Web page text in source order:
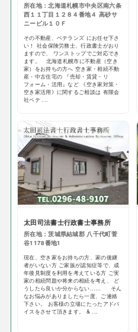
所在地：北海道札幌市中央区南六条
西１１丁目１２８４番地４ 高砂サ
ニービル１０Ｆ
その不動産、ベテランズ にお任せ下さ
い！ 社会保険労務士、行政書士がおり
ますので、 ワンストップでご対応でき
ます。 北海道札幌市に不動産（空き
家）をお持ちの方へ 空き家・相続不動
産・中古住宅の 『売却・賃貸・リ
フォーム・活用』など 《空き家対策・
空き家活用》に関するご相談は 有限会
社ベテ ...
太田司法書士行政書士事務所
所在地：茨城県結城郡 八千代町菅
谷1178番地1
現在、空き家をお持ちの方、家の後継
者がいない方 ご家族が認知症等で、成
年後見制度を利用を考えている方 ご実
家の相続問題や将来の相続を考え、 ど
うしたら良いか分からない…… そん
なお悩みがありましたら一度、ご連絡
下さい。 お客様の立場にたったアドバ
イスをさせて頂きます。 & ...